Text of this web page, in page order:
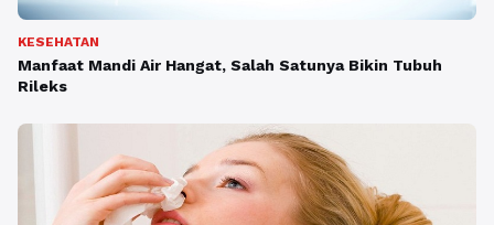
KESEHATAN
Manfaat Mandi Air Hangat, Salah Satunya Bikin Tubuh
Rileks